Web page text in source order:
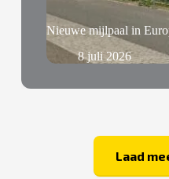
Nieuwe mijlpaal in
8 juli 2026
Laad